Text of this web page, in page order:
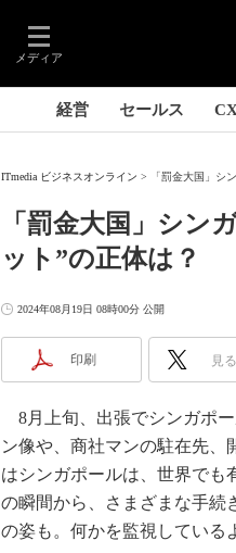
メディア
経営 セールス CX
ITmedia ビジネスオンライン 「罰金大国」シ
「罰金大国」シ
ット”の正体は？
2024年08月19日 08時00分 公開
印刷 見る
8月上旬、出張でシンガポ
ン像や、商社マンの駐在先
はシンガポールは、世界でも
の瞬間から、さまざまな手続
の姿も。何かを監視してい